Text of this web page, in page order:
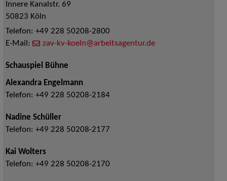
Innere Kanalstr. 69
50823 Köln
Telefon: +49 228 50208-2800
E-Mail:
zav-kv-koeln@arbeitsagentur.de
Schauspiel Bühne
Alexandra Engelmann
Telefon: +49 228 50208-2184
Nadine Schüller
Telefon: +49 228 50208-2177
Kai Wolters
Telefon: +49 228 50208-2170